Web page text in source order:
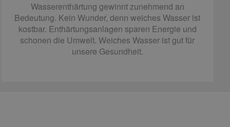
Wasserenthärtung gewinnt zunehmend an
Bedeutung. Kein Wunder, denn weiches Wasser ist
kostbar. Enthärtungsanlagen sparen Energie und
schonen die Umwelt. Weiches Wasser ist gut für
unsere Gesundheit.